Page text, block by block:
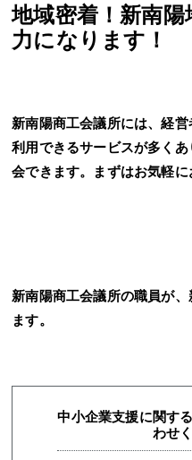
地域密着！新南
力になります！
新南陽商工会議所には、経
利用できるサービスが多く
会できます。まずはお気軽に
新南陽商工会議所の職員が
ます。
中小企業支援に関す
わせ